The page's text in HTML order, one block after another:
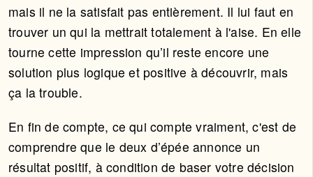
mais il ne la satisfait pas entièrement. Il lui faut en
trouver un qui la mettrait totalement à l'aise. En elle
tourne cette impression qu’il reste encore une
solution plus logique et positive à découvrir, mais
ça la trouble.
En fin de compte, ce qui compte vraiment, c'est de
comprendre que le deux d’épée annonce un
résultat positif, à condition de baser votre décision